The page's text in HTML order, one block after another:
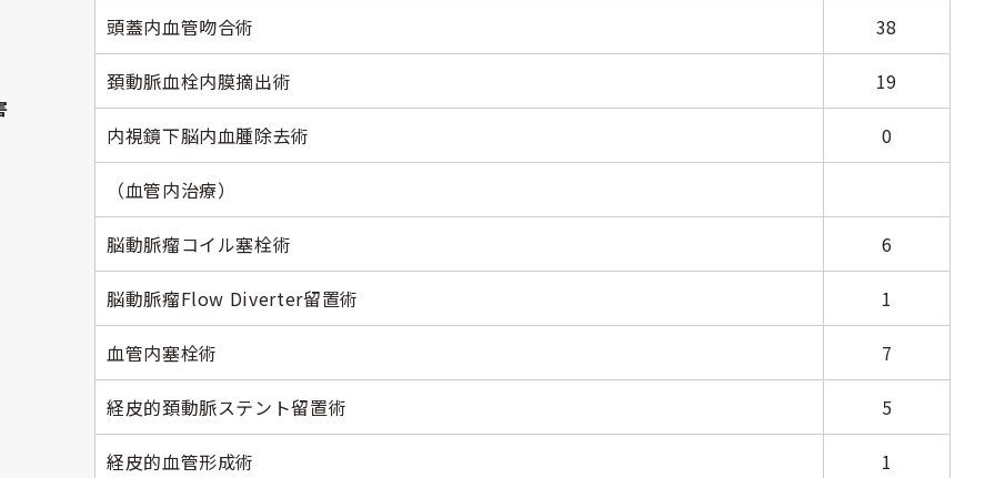
頭蓋内血管吻合術 38
頚動脈血栓内膜摘出術 19
内視鏡下脳内血腫除去術 0
（血管内治療）
脳動脈瘤コイル塞栓術 6
脳動脈瘤Flow Diverter留置術 1
血管内塞栓術 7
経皮的頚動脈ステント留置術 5
経皮的血管形成術 1